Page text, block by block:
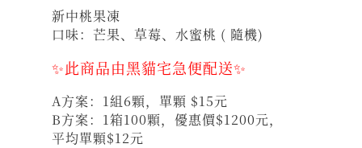
新中桃果凍
口味：芒果、草莓、水蜜桃 ( 隨機)
✨此商品由黑貓宅急便配送✨
A方案：1組6顆，單顆 $15元
B方案：1箱100顆，優惠價$1200元，
平均單顆$12元